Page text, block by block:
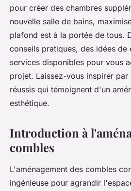
pour créer des chambres
nouvelle salle de bains,
plafond est à la portée de tous.
conseils pratiques, des idées de
services disponibles pour vous
projet. Laissez-vous inspirer par
réussis qui témoignent d'un
esthétique.
Introduction à
combles
L'aménagement des combles
ingénieuse pour agrandir